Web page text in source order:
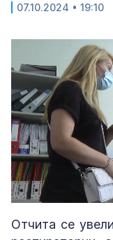
07.10.2024 • 19:10
Отчита се